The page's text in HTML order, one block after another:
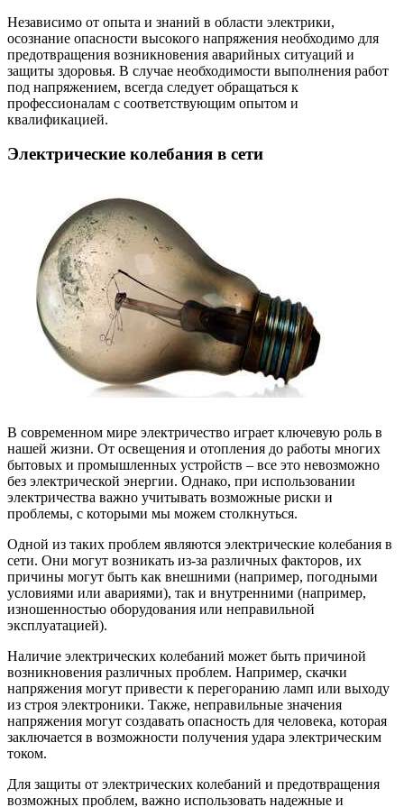
Независимо от опыта и знаний в области электрики,
осознание опасности высокого напряжения необходимо для
предотвращения возникновения аварийных ситуаций и
защиты здоровья. В случае необходимости выполнения работ
под напряжением, всегда следует обращаться к
профессионалам с соответствующим опытом и
квалификацией.
Электрические колебания в сети
В современном мире электричество играет ключевую роль в
нашей жизни. От освещения и отопления до работы многих
бытовых и промышленных устройств – все это невозможно
без электрической энергии. Однако, при использовании
электричества важно учитывать возможные риски и
проблемы, с которыми мы можем столкнуться.
Одной из таких проблем являются электрические колебания в
сети. Они могут возникать из-за различных факторов, их
причины могут быть как внешними (например, погодными
условиями или авариями), так и внутренними (например,
изношенностью оборудования или неправильной
эксплуатацией).
Наличие электрических колебаний может быть причиной
возникновения различных проблем. Например, скачки
напряжения могут привести к перегоранию ламп или выходу
из строя электроники. Также, неправильные значения
напряжения могут создавать опасность для человека, которая
заключается в возможности получения удара электрическим
током.
Для защиты от электрических колебаний и предотвращения
возможных проблем, важно использовать надежные и